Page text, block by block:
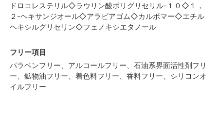
ドロコレステリル◇ラウリン酸ポリグリセリル-１０◇１，
２-ヘキサンジオール◇アラビアゴム◇カルボマー◇エチル
ヘキシルグリセリン◇フェノキシエタノール
フリー項目
パラベンフリー、アルコールフリー、石油系界面活性剤フリ
ー、鉱物油フリー、着色料フリー、香料フリー、シリコンオ
イルフリー